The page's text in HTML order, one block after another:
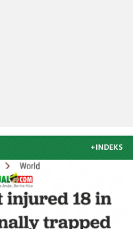
+INDEKS